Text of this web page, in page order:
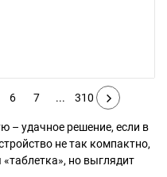
6 7 ... 310
– удачное решение, если в
не так компактно,
но выглядит